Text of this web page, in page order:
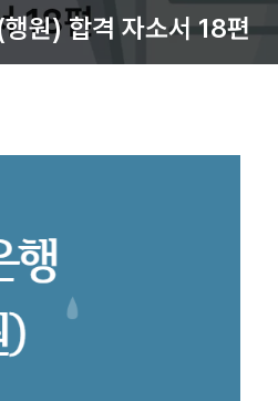
원) 합격 자소서 18편